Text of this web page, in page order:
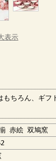
表示
ちろん、ギフ
赤絵 双鳩窯